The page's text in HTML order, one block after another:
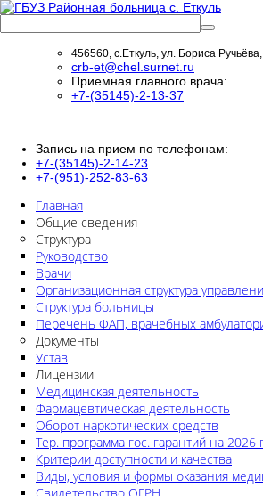
456560, с.Еткуль, ул. Бориса
crb-et@chel.surnet.ru
Приемная главного врача:
+7-(35145)-2-13-37
Запись на прием по телефонам:
+7-(35145)-2-14-23
+7-(951)-252-83-63
Главная
Общие сведения
Структура
Руководство
Врачи
Организационная структура
Структура больницы
Перечень ФАП, врачебных
Документы
Устав
Лицензии
Медицинская деятельность
Фармацевтическая деятельность
Оборот наркотических средств
Тер. программа гос. гарантий на 2026
Критерии доступности и качества
Виды, условия и формы оказания